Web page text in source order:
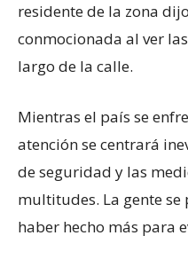
residente de la zona
conmocionada al ver
largo de la calle.
Mientras el país se
atención se centrará
de seguridad y las
multitudes. La gente
haber hecho más para